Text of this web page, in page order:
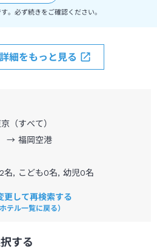
細をもっと見る
。必ず続きをご確認ください。
（すべて）
→ 福岡空港
名, こども0名, 幼児0名
更して再検索する
テル一覧に戻る）
する